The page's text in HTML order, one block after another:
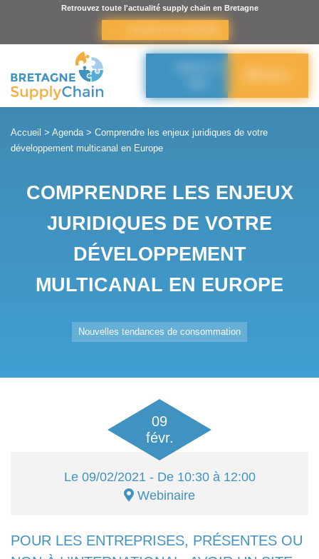
Retrouvez toute l'actualité supply chain en Bretagne
Accueil > Agenda > Comprendre les enjeux juridiques de votre
développement multicanal en Europe
COMPRENDRE LES ENJEUX
JURIDIQUES DE VOTRE
DÉVELOPPEMENT
MULTICANAL EN EUROPE
Nouvelles tendances de consommation
09
févr.
Le 09/02/2021 - De 10:30 à 12:00
Webinaire
POUR LES ENTREPRISES, PRÉSENTES OU
Panneau de gestion des cookies